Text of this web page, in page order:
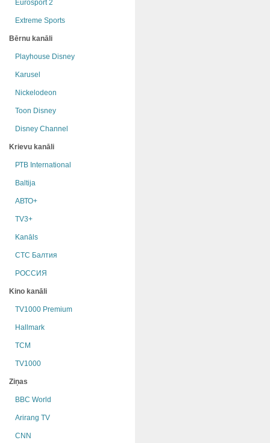
Eurosport 2
Extreme Sports
Bērnu kanāli
Playhouse Disney
Karusel
Nickelodeon
Toon Disney
Disney Channel
Krievu kanāli
РТB International
Baltija
АВТО+
TV3+
Kanāls
СТС Балтия
РОССИЯ
Kino kanāli
TV1000 Premium
Hallmark
TCM
TV1000
Ziņas
BBC World
Arirang TV
CNN